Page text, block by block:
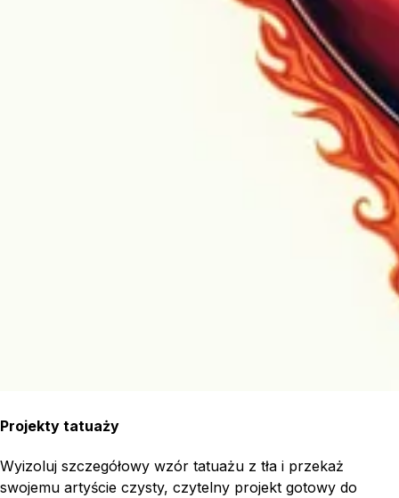
Projekty tatuaży
Wyizoluj szczegółowy wzór tatuażu z tła i przekaż
swojemu artyście czysty, czytelny projekt gotowy do